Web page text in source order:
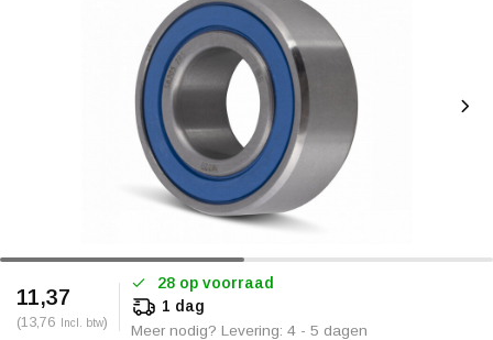
11,37
(13,76 Incl. btw)
28 op voorraad
1 dag
Meer nodig? Levering: 4 - 5 dagen